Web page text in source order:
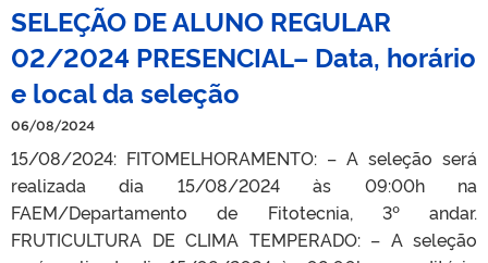
SELEÇÃO DE ALUNO REGULAR
02/2024 PRESENCIAL– Data, horário
e local da seleção
06/08/2024
15/08/2024: FITOMELHORAMENTO: – A seleção será
realizada dia 15/08/2024 às 09:00h na
FAEM/Departamento de Fitotecnia, 3º andar.
FRUTICULTURA DE CLIMA TEMPERADO: – A seleção